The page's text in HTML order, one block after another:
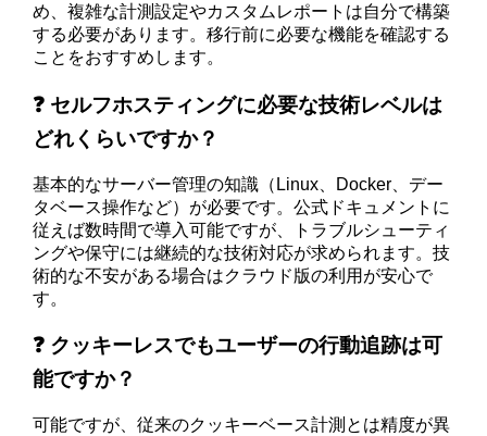
め、複雑な計測設定やカスタムレポートは自分で構築
する必要があります。移行前に必要な機能を確認する
ことをおすすめします。
❓ セルフホスティングに必要な技術レベルは
どれくらいですか？
基本的なサーバー管理の知識（Linux、Docker、デー
タベース操作など）が必要です。公式ドキュメントに
従えば数時間で導入可能ですが、トラブルシューティ
ングや保守には継続的な技術対応が求められます。技
術的な不安がある場合はクラウド版の利用が安心で
す。
❓ クッキーレスでもユーザーの行動追跡は可
能ですか？
可能ですが、従来のクッキーベース計測とは精度が異